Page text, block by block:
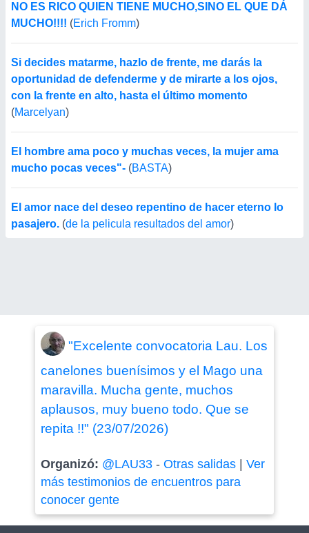
NO ES RICO QUIEN TIENE MUCHO,SINO EL QUE DÁ
MUCHO!!!! (Erich Fromm)
Si decides matarme, hazlo de frente, me darás la
oportunidad de defenderme y de mirarte a los ojos,
con la frente en alto, hasta el último momento
(Marcelyan)
El hombre ama poco y muchas veces, la mujer ama
mucho pocas veces"- (BASTA)
El amor nace del deseo repentino de hacer eterno lo
pasajero. (de la pelicula resultados del amor)
"Excelente convocatoria Lau. Los
canelones buenísimos y el Mago una
maravilla. Mucha gente, muchos
aplausos, muy bueno todo. Que se
repita !!" (23/07/2026)
Organizó: @LAU33- Otras salidas| Ver
más testimonios de encuentros para
conocer gente